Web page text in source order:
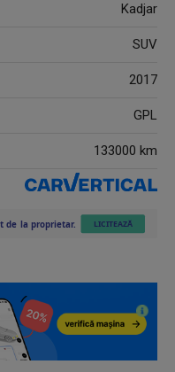
Kadjar
SUV
2017
GPL
133000 km